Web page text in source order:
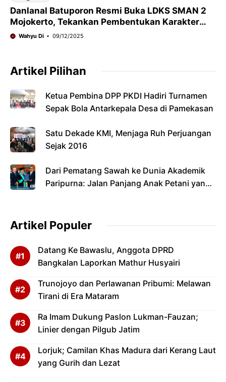
Danlanal Batuporon Resmi Buka LDKS SMAN 2
Mojokerto, Tekankan Pembentukan Karakter
dan Jiwa Kepemimpinan
Wahyu Di 09/12/2025
Artikel Pilihan
Ketua Pembina DPP PKDI Hadiri Turnamen
Sepak Bola Antarkepala Desa di Pamekasan
Satu Dekade KMI, Menjaga Ruh Perjuangan
Sejak 2016
Dari Pematang Sawah ke Dunia Akademik
Paripurna: Jalan Panjang Anak Petani yang
Artikel Populer
Datang Ke Bawaslu, Anggota DPRD
Bangkalan Laporkan Mathur Husyairi
Trunojoyo dan Perlawanan Pribumi: Melawan
Tirani di Era Mataram
Ra Imam Dukung Paslon Lukman-Fauzan;
Linier dengan Pilgub Jatim
Lorjuk; Camilan Khas Madura dari Kerang Laut
yang Gurih dan Lezat